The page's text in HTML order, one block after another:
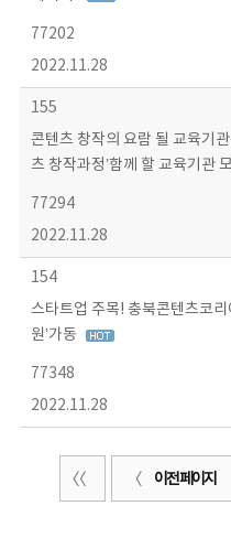
77202
2022.11.28
155
콘텐츠 창작의 요람 될 교육기
츠 창작과정’함께 할 교육기관
77294
2022.11.28
154
스타트업 주목! 충북콘텐츠코리
원’가동
77348
2022.11.28
이전 페이지